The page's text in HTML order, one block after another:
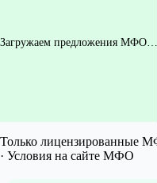
Загружаем предложения МФО…
Только лицензированные
· Условия на сайте МФО